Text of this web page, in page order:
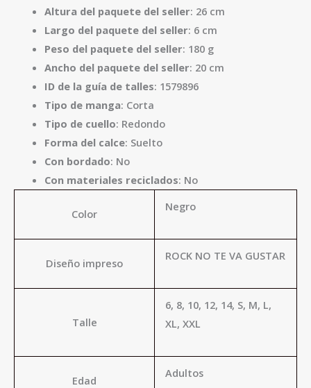
Altura del paquete del seller: 26 cm
Largo del paquete del seller: 6 cm
Peso del paquete del seller: 180 g
Ancho del paquete del seller: 20 cm
ID de la guía de talles: 1579896
Tipo de manga: Corta
Tipo de cuello: Redondo
Forma del calce: Suelto
Con bordado: No
Con materiales reciclados: No
Color
Negro
Diseño impreso
ROCK NO TE VA GUSTAR
Talle
6, 8, 10, 12, 14, S, M, L,
XL, XXL
Edad
Adultos